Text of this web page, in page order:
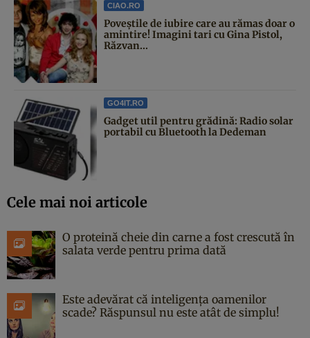
CIAO.RO
Poveştile de iubire care au rămas doar o
amintire! Imagini tari cu Gina Pistol,
Răzvan...
GO4IT.RO
Gadget util pentru grădină: Radio solar
portabil cu Bluetooth la Dedeman
Cele mai noi articole
O proteină cheie din carne a fost crescută în
salata verde pentru prima dată
Este adevărat că inteligența oamenilor
scade? Răspunsul nu este atât de simplu!